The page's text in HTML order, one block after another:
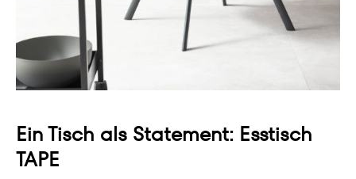
Ein Tisch als Statement: Esstisch
TAPE